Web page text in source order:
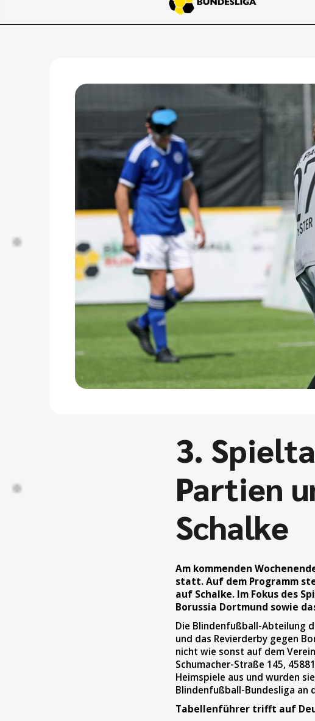
3.
Partien
Schalke
Am kommenden
statt. Auf dem Programm
auf Schalke. Im Fokus des
Borussia Dortmund sowie
Die Blindenfußball-Abteilung
und das Revierderby gegen
nicht wie sonst auf dem
Schumacher-Straße 145,
Heimspiele aus und wurden
Blindenfußball-Bundesliga an
Tabellenführer trifft auf